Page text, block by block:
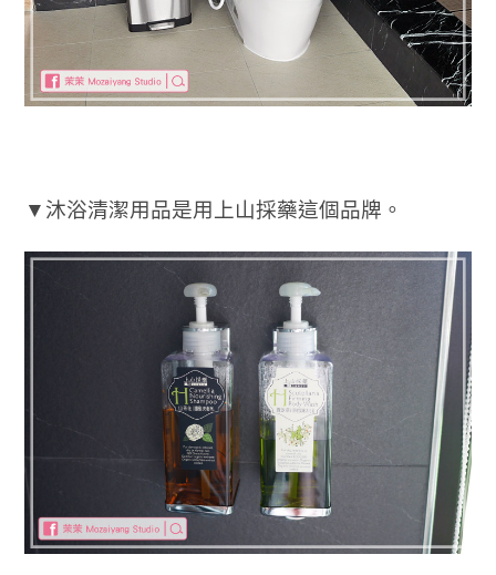
▼沐浴清潔用品是用上山採藥這個品牌。